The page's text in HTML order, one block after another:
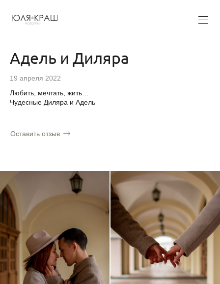
Адель и Диляра
19 апреля 2022
Любить, мечтать, жить…
Чудесные Диляра и Адель
Оставить отзыв